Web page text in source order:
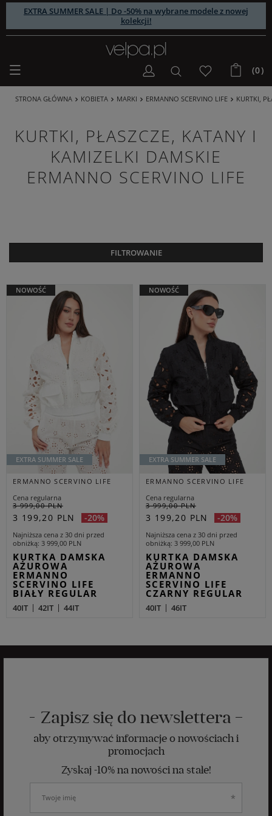
EXTRA SUMMER SALE | Do -50% na wybrane modele z nowej
kolekcji!
(0)
STRONA GŁÓWNA KOBIETA MARKI ERMANNO SCERVINO LIFE KURTKI,
KURTKI, PŁASZCZE, KATANY I
KAMIZELKI DAMSKIE
ERMANNO SCERVINO LIFE
FILTROWANIE
EXTRA SUMMER SALE
NOWOŚĆ
ERMANNO SCERVINO LIFE
Cena regularna
3 999,00 PLN
3 199,20 PLN -20%
Najniższa cena z 30 dni przed
obniżką 3 999,00 PLN
KURTKA DAMSKA
AŻUROWA
ERMANNO
SCERVINO LIFE
BIAŁY REGULAR
40IT 42IT 44IT
EXTRA SUMMER SALE
NOWOŚĆ
ERMANNO SCERVINO LIFE
Cena regularna
3 999,00 PLN
3 199,20 PLN -20%
Najniższa cena z 30 dni przed
obniżką 3 999,00 PLN
KURTKA DAMSKA
AŻUROWA
ERMANNO
SCERVINO LIFE
CZARNY REGULAR
40IT 46IT
Zapisz się do newslettera
aby otrzymywać informacje o nowościach i
promocjach
Zyskaj -10% na nowości na stałe!